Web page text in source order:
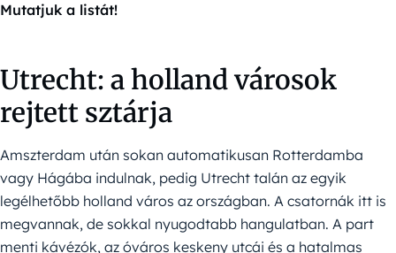
Mutatjuk a listát!
Utrecht: a holland városok
rejtett sztárja
Amszterdam után sokan automatikusan Rotterdamba
vagy Hágába indulnak, pedig Utrecht talán az egyik
legélhetőbb holland város az országban. A csatornák itt is
megvannak, de sokkal nyugodtabb hangulatban. A part
menti kávézók, az óváros keskeny utcái és a hatalmas